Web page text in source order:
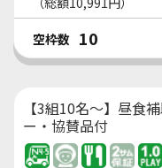
空枠数 10
【3組10名～】昼食
ー・協賛品付